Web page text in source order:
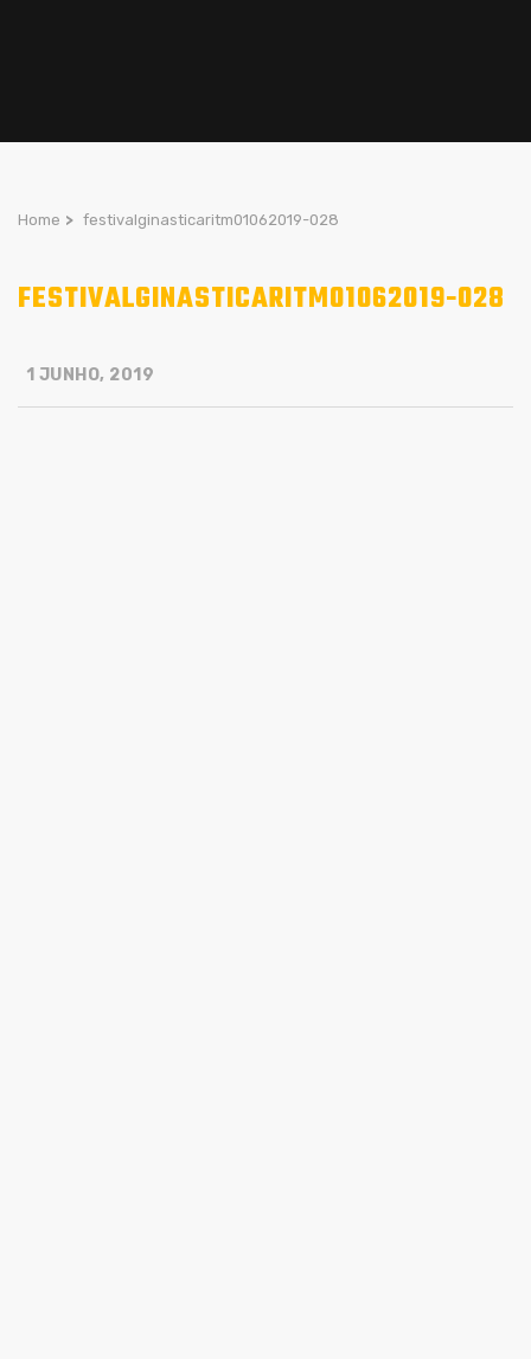
Home > festivalginasticaritm01062019-028
FESTIVALGINASTICARITM01062019-028
1 JUNHO, 2019